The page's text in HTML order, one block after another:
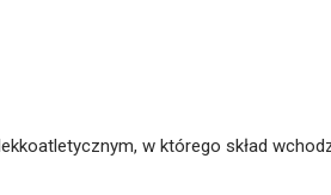
w którego skład